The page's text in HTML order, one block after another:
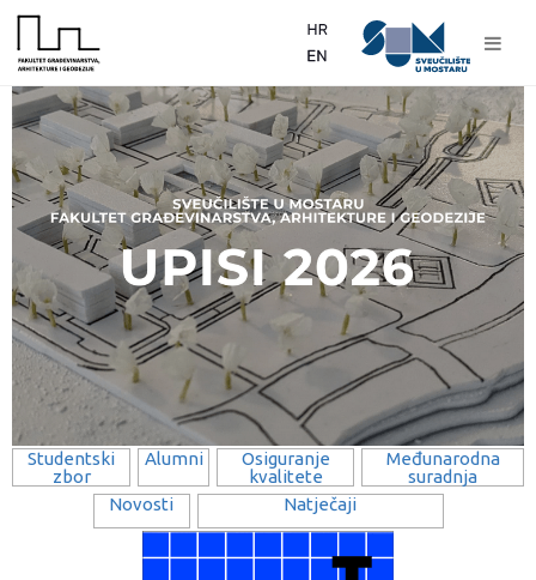
Studentski
zbor
Alumni
Osiguranje
kvalitete
Međunarodna
suradnja
Novosti
Natječaji